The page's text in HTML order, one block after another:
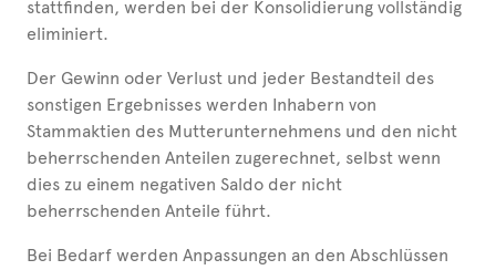
stattfinden, werden bei der Konsolidierung vollständig
eliminiert.
Der Gewinn oder Verlust und jeder Bestandteil des
sonstigen Ergebnisses werden Inhabern von
Stammaktien des Mutterunternehmens und den nicht
beherrschenden Anteilen zugerechnet, selbst wenn
dies zu einem negativen Saldo der nicht
beherrschenden Anteile führt.
Bei Bedarf werden Anpassungen an den Abschlüssen